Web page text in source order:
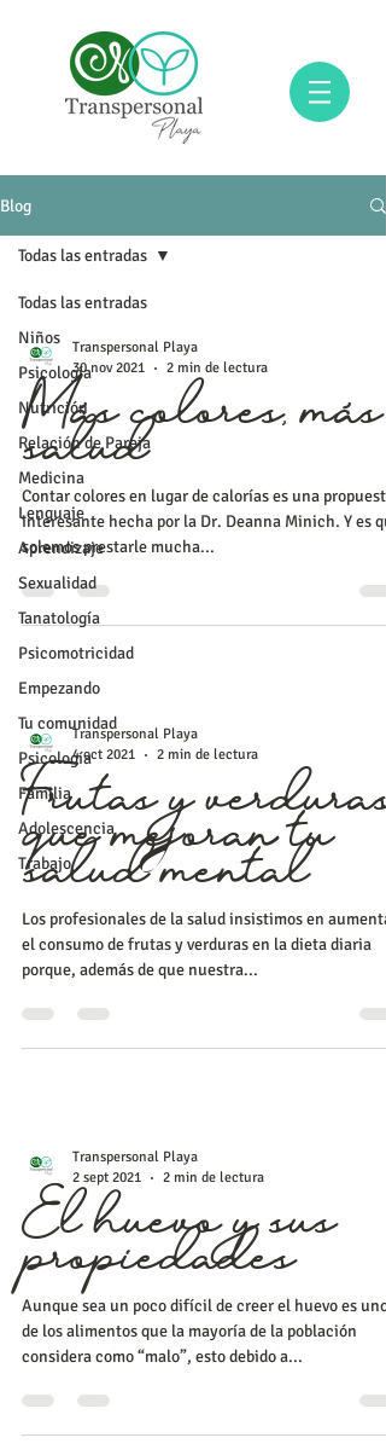
Blog
Todas las entradas
Niños
Psicología
Nutrición
Relación de Pareja
Medicina
Lenguaje
Aprendizaje
Sexualidad
Tanatología
Psicomotricidad
Empezando
Tu comunidad
Psicología
Familia
Adolescencia
Trabajo
Todas las entradas
Transpersonal Playa
30 nov 2021
2 min de lectura
Más colores, más
salud
Contar colores en lugar de calorías es una propuesta
interesante hecha por la Dr. Deanna Minich. Y es
solemos prestarle mucha...
Transpersonal Playa
4 oct 2021
2 min de lectura
Frutas y verduras
que mejoran tu
salud mental
Los profesionales de la salud insistimos en
el consumo de frutas y verduras en la dieta diaria
porque, además de que nuestra...
Transpersonal Playa
2 sept 2021
2 min de lectura
El huevo y sus
propiedades
Aunque sea un poco difícil de creer el huevo es uno
de los alimentos que la mayoría de la población
considera como “malo”, esto debido a...